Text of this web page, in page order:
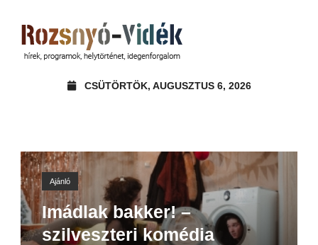
CSÜTÖRTÖK, AUGUSZTUS 6, 2026
Ajánló
Imádlak bakker! –
szilveszteri komédia